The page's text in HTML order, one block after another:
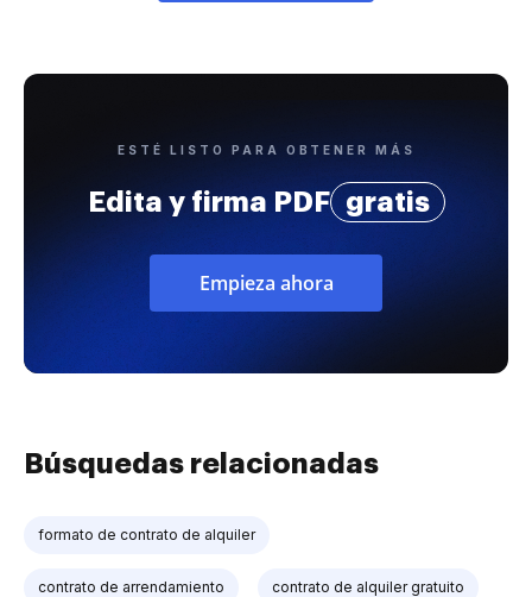
ESTÉ LISTO PARA OBTENER MÁS
Edita y firma PDF gratis
Empieza ahora
Búsquedas relacionadas
formato de contrato de alquiler
contrato de arrendamiento contrato de alquiler gratuito